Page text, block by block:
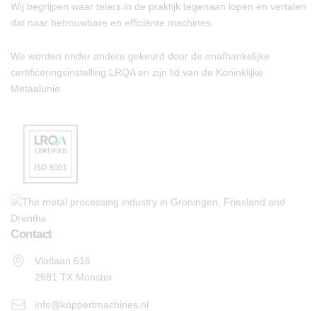
Wij begrijpen waar telers in de praktijk tegenaan lopen en vertalen
dat naar betrouwbare en efficiënte machines.
We worden onder andere gekeurd door de onafhankelijke
certificeringsinstelling LRQA en zijn lid van de Koninklijke
Metaalunie.
Contact
Vlotlaan 616
2681 TX Monster
info@koppertmachines.nl